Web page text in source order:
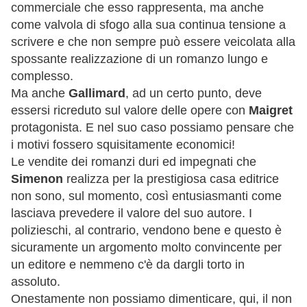
commerciale che esso rappresenta, ma anche
come valvola di sfogo alla sua continua tensione a
scrivere e che non sempre può essere veicolata alla
spossante realizzazione di un romanzo lungo e
complesso.
Ma anche Gallimard , ad un certo punto, deve
essersi ricreduto sul valore delle opere con Maigret
protagonista. E nel suo caso possiamo pensare che
i motivi fossero squisitamente economici!
Le vendite dei romanzi duri ed impegnati che
Simenon realizza per la prestigiosa casa editrice
non sono, sul momento, così entusiasmanti come
lasciava prevedere il valore del suo autore. I
polizieschi, al contrario, vendono bene e questo è
sicuramente un argomento molto convincente per
un editore e nemmeno c'è da dargli torto in
assoluto.
Onestamente non possiamo dimenticare, qui, il non